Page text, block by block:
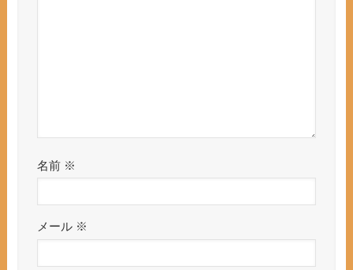
名前 ※
メール ※